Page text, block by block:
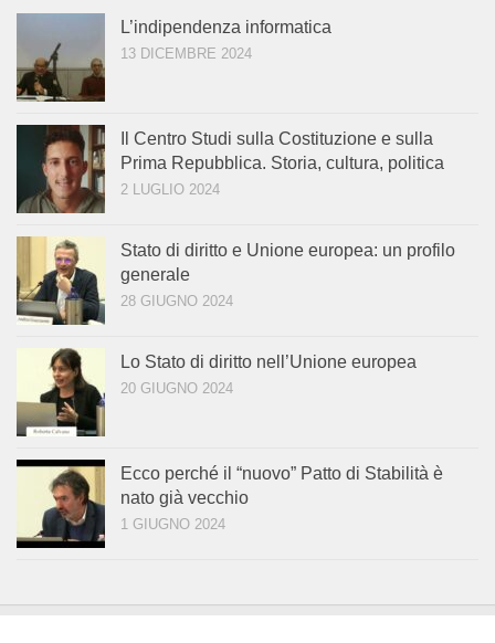
L’indipendenza informatica
13 DICEMBRE 2024
Il Centro Studi sulla Costituzione e sulla
Prima Repubblica. Storia, cultura, politica
2 LUGLIO 2024
Stato di diritto e Unione europea: un profilo
generale
28 GIUGNO 2024
Lo Stato di diritto nell’Unione europea
20 GIUGNO 2024
Ecco perché il “nuovo” Patto di Stabilità è
nato già vecchio
1 GIUGNO 2024